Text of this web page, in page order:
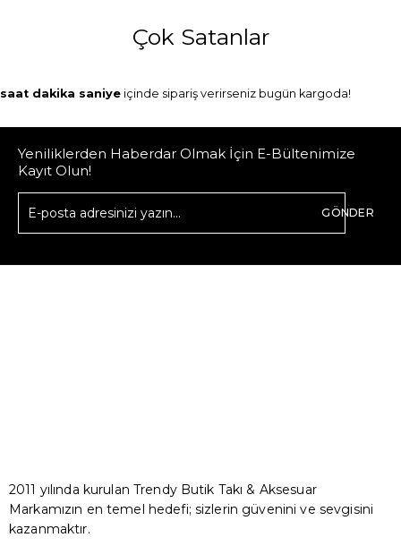
Çok Satanlar
saat dakika saniye içinde sipariş verirseniz bugün kargoda!
Yeniliklerden Haberdar Olmak İçin E-Bültenimize
Kayıt Olun!
GÖNDER
2011 yılında kurulan Trendy Butik Takı & Aksesuar
Markamızın en temel hedefi; sizlerin güvenini ve sevgisini
kazanmaktır.